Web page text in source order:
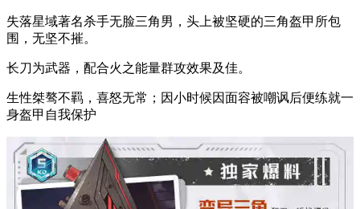
失落星域著名杀手无脸三角男，头上被坚硬的三角盔甲所包
围，无坚不摧。
长刀为武器，配合火之能量群攻效果及佳。
生性桀骜不羁，喜怒无常；因小时候因面容被嘲讽后便练就一
身盔甲自我保护